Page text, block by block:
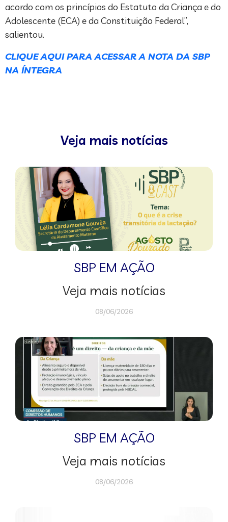
acordo com os princípios do Estatuto da Criança e do
Adolescente (ECA) e da Constituição Federal”,
salientou.
CLIQUE AQUI PARA ACESSAR A NOTA DA SBP
NA ÍNTEGRA
Veja mais notícias
SBP EM AÇÃO
Veja mais notícias
08/06/2026
SBP EM AÇÃO
Veja mais notícias
08/06/2026